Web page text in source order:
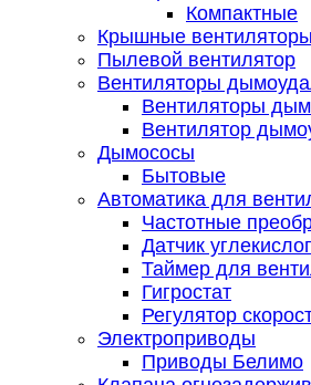
Компактные
Крышные вентиляторы
Пылевой вентилятор
Вентиляторы
Вентиляторы
Вентилятор
Дымососы
Бытовые
Автоматика для
Частотные
Датчик
Таймер для
Гигростат
Регулятор
Электроприводы
Приводы Белимо